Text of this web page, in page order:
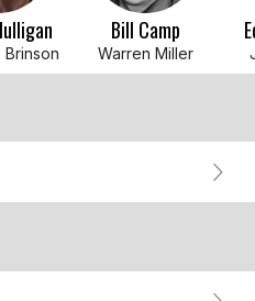
Bill Camp
Warren Miller